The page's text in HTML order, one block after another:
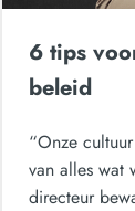
6 tips
beleid
“Onze
van alles wat
directeur